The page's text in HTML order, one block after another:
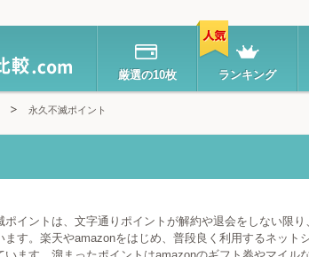
厳選の10枚 ランキング
永久不滅ポイント
ポイントは、文字通りポイントが解約や退会をしない限
ます。楽天やamazonをはじめ、普段良く利用するネッ